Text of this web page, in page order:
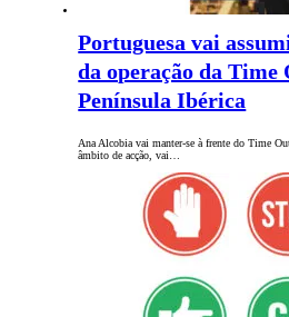
Portuguesa vai
da operação da
Península Ibérica
Ana Alcobia vai manter-se à frente do Time
âmbito de acção, vai…